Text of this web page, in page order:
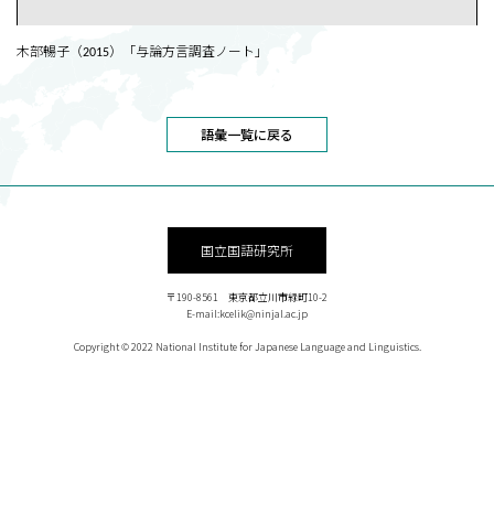
木部暢子（2015）「与論方言調査ノート」
語彙一覧に戻る
国立国語研究所
〒190-8561 東京都立川市緑町10-2
E-mail:kcelik@ninjal.ac.jp
Copyright © 2022 National Institute for Japanese Language and Linguistics.